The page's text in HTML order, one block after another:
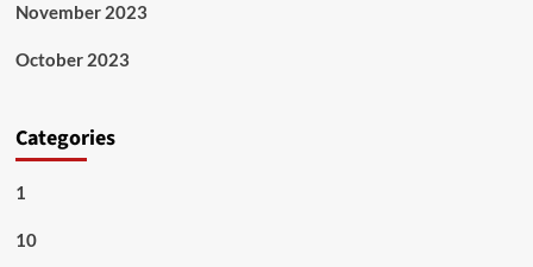
November 2023
October 2023
Categories
1
10